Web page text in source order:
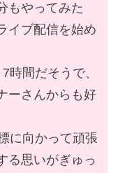
もやってみた
イブ配信を始め
時間だそうで、
ーさんからも好
に向かって頑張
る思いがぎゅっ